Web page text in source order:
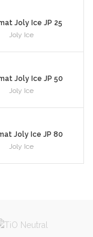
Joly Ice JP 25
Joly Ice
Joly Ice JP 50
Joly Ice
Joly Ice JP 80
Joly Ice